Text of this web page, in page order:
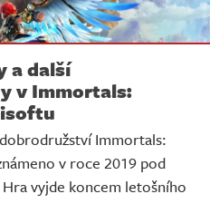
a další
v Immortals:
Immortals:
v roce 2019 pod
vyjde koncem letošního